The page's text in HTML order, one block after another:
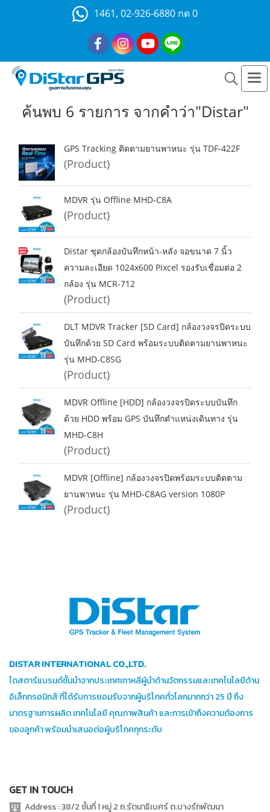
1461, 02-926-6880 กด 0
ค้นพบ 6 รายการ จากคำว่า"Distar"
GPS Tracking ติดตามยานพาหนะ รุ่น TDF-422F
(Product)
MDVR รุ่น Offline MHD-C8A
(Product)
Distar ชุดกล้องบันทึกหน้า-หลัง จอขนาด 7 นิ้ว
ความละเอียด 1024x600 Pixcel รองรับเชื่อมต่อ 2
กล้อง รุ่น MCR-712
(Product)
DLT MDVR Tracker [SD Card] กล้องวงจรปิดระบบ
บันทึกด้วย SD Card พร้อมระบบติดตามยานพาหนะ
รุ่น MHD-C8SG
(Product)
MDVR Offline [HDD] กล้องวงจรปิดระบบบันทึก
ด้วย HDD พร้อม GPS บันทึกตำแหน่งเดินทาง รุ่น
MHD-C8H
(Product)
MDVR [Offline] กล้องวงจรปิดพร้อมระบบติดตาม
ยานพาหนะ รุ่น MHD-C8AG version 1080P
(Product)
DISTAR INTERNATIONAL CO.,LTD.
ไดสตาร์แบรนด์ชั้นนำจากประเทศเกาหลีผู้นำด้านวัตกรรมและเทคโนโลยีด้าน
อิเล็กทรอนิกส์ ที่ได้รับการยอมรับจากผู้บริโภคทั่วโลกมากกว่า 25 ปี ถึง
มาตรฐานการผลิต เทคโนโลยี คุณภาพสินค้า และการเข้าถึงความต้องการ
ของลูกค้า พร้อมนำเสนอต่อผู้บริโภคทุกระดับ
GET IN TOUCH
Address : 38/2 ชั้นที่ 1 หมู่ 2 ถ.รัตนาธิเบศร์ ต.บางรักพัฒนา